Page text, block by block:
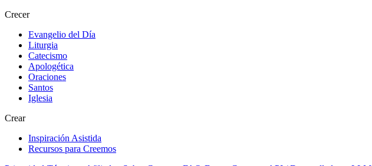
Crecer
Evangelio del Día
Liturgia
Catecismo
Apologética
Oraciones
Santos
Iglesia
Crear
Inspiración Asistida
Recursos para Creemos